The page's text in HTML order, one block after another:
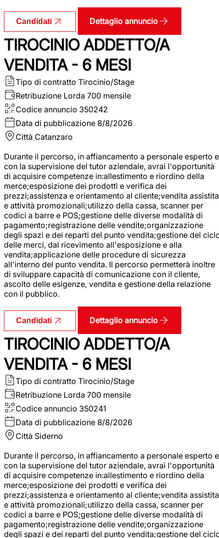
Candidati Dettaglio annuncio
TIROCINIO ADDETTO/A
VENDITA - 6 MESI
Tipo di contratto Tirocinio/Stage
Retribuzione Lorda 700 mensile
Codice annuncio 350242
Data di pubblicazione 8/8/2026
Città Catanzaro
Durante il percorso, in affiancamento a personale esperto e
con la supervisione del tutor aziendale, avrai l'opportunità
di acquisire competenze in:allestimento e riordino della
merce;esposizione dei prodotti e verifica dei
prezzi;assistenza e orientamento al cliente;vendita assistita
e attività promozionali;utilizzo della cassa, scanner per
codici a barre e POS;gestione delle diverse modalità di
pagamento;registrazione delle vendite;organizzazione
degli spazi e dei reparti del punto vendita;gestione del
delle merci, dal ricevimento all'esposizione e alla
vendita;applicazione delle procedure di sicurezza
all'interno del punto vendita. Il percorso permetterà inoltre
di sviluppare capacità di comunicazione con il cliente,
ascolto delle esigenze, vendita e gestione della relazione
con il pubblico.
Candidati Dettaglio annuncio
TIROCINIO ADDETTO/A
VENDITA - 6 MESI
Tipo di contratto Tirocinio/Stage
Retribuzione Lorda 700 mensile
Codice annuncio 350241
Data di pubblicazione 8/8/2026
Città Siderno
Durante il percorso, in affiancamento a personale esperto e
con la supervisione del tutor aziendale, avrai l'opportunità
di acquisire competenze in:allestimento e riordino della
merce;esposizione dei prodotti e verifica dei
prezzi;assistenza e orientamento al cliente;vendita assistita
e attività promozionali;utilizzo della cassa, scanner per
codici a barre e POS;gestione delle diverse modalità di
pagamento;registrazione delle vendite;organizzazione
degli spazi e dei reparti del punto vendita;gestione del